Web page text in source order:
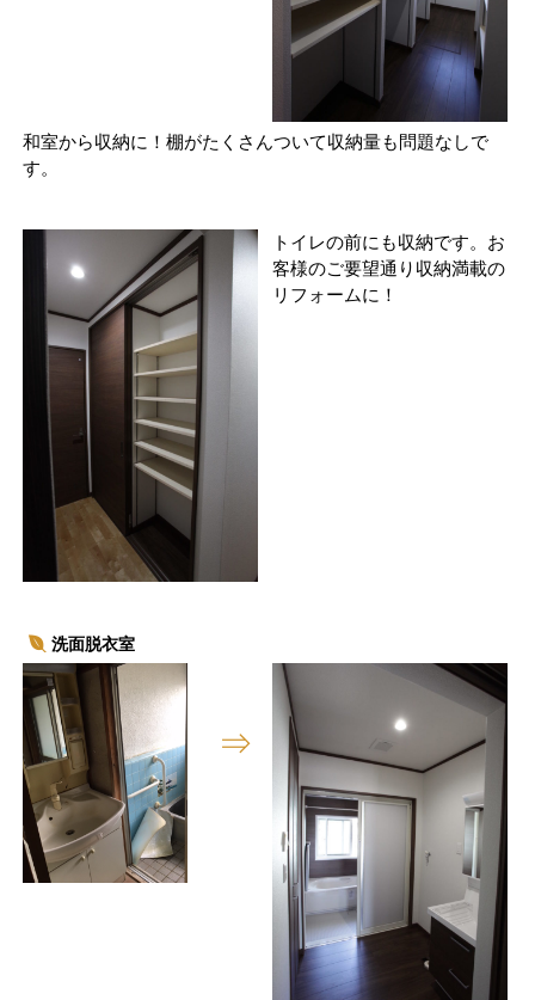
和室から収納に！棚がたくさんついて収納量も問題なしで
す。
トイレの前にも収納です。お
客様のご要望通り収納満載の
リフォームに！
洗面脱衣室